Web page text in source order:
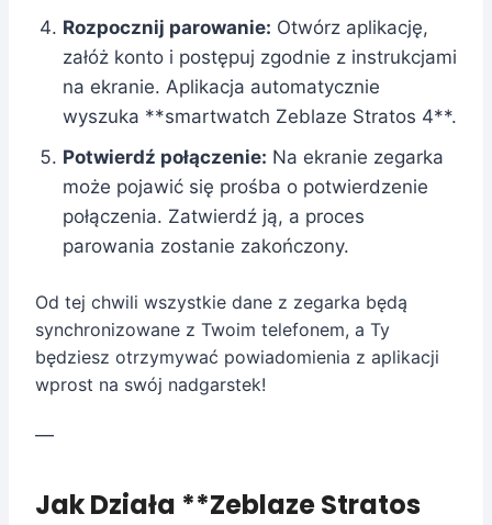
Rozpocznij parowanie: Otwórz aplikację,
załóż konto i postępuj zgodnie z instrukcjami
na ekranie. Aplikacja automatycznie
wyszuka **smartwatch Zeblaze Stratos 4**.
Potwierdź połączenie: Na ekranie zegarka
może pojawić się prośba o potwierdzenie
połączenia. Zatwierdź ją, a proces
parowania zostanie zakończony.
Od tej chwili wszystkie dane z zegarka będą
synchronizowane z Twoim telefonem, a Ty
będziesz otrzymywać powiadomienia z aplikacji
wprost na swój nadgarstek!
—
Jak Działa **Zeblaze Stratos